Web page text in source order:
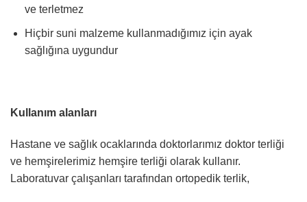
ve terletmez
Hiçbir suni malzeme kullanmadığımız için ayak
sağlığına uygundur
Kullanım alanları
Hastane ve sağlık ocaklarında doktorlarımız doktor terliği
ve hemşirelerimiz hemşire terliği olarak kullanır.
Laboratuvar çalışanları tarafından ortopedik terlik,